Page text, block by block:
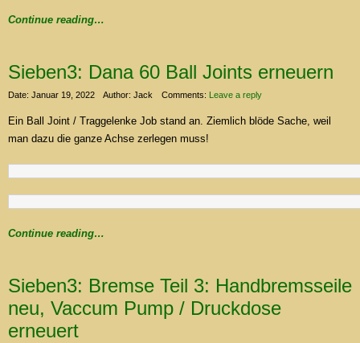
Continue reading…
Sieben3: Dana 60 Ball Joints erneuern
Date: Januar 19, 2022 Author: Jack Comments: Leave a reply
Ein Ball Joint / Traggelenke Job stand an. Ziemlich blöde Sache, weil
man dazu die ganze Achse zerlegen muss!
Continue reading…
Sieben3: Bremse Teil 3: Handbremsseile
neu, Vaccum Pump / Druckdose
erneuert